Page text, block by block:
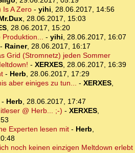
Is A Zero- yihi, 28.06.2017, 14:56
, 28.06.2017, 15:03
, 28.06.2017, 15:20
Produktion... - yihi, 28.06.2017, 16:07
Rainer, 28.06.2017, 16:17
Grid (Stromnetz) jeden Sommer
- XERXES, 28.06.2017, 16:39
- Herb, 28.06.2017, 17:29
aber einiges zu tun... - XERXES,
- Herb, 28.06.2017, 17:47
@ Herb... ;-) - XERXES,
Experten lesen mit- Herb,
noch keinen einzigen Meltdown erlebt